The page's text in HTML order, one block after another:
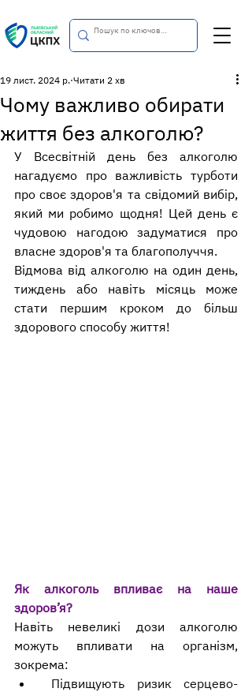
Чому важливо обирати
життя без алкоголю?
19 лист. 2024 р. Читати 2 хв
У Всесвітній день без алкоголю
нагадуємо про важливість турботи
про своє здоров'я та свідомий вибір,
який ми робимо щодня! Цей день є
чудовою нагодою задуматися про
власне здоров'я та благополуччя.
Відмова від алкоголю на один день,
тиждень або навіть місяць може
стати першим кроком до більш
здорового способу життя!
Як алкоголь впливає на наше
здоров’я?
Навіть невеликі дози алкоголю
можуть впливати на організм,
зокрема:
Підвищують ризик серцево-